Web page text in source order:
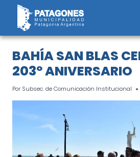
Saltar
contenido
BAHÍA SAN BLAS
203º ANIVERSARIO
Por Subsec. de Comunicación Institucional